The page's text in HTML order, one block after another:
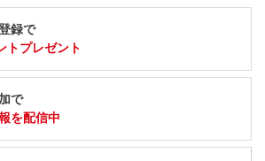
録で
トプレゼント
で
を配信中